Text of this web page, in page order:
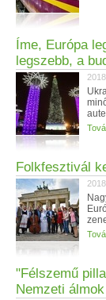
Íme, Európa
legszebb, a
Folkfesztivál
"Félszemű
Nemzeti